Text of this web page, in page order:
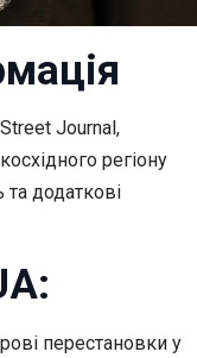
Journal,
регіону
та додаткові
перестановки у